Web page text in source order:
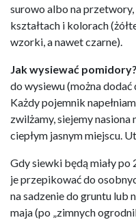
surowo albo na
kształtach i kolorach
wzorki, a nawet czarne).
Jak wysiewać pomidory?
do wysiewu (można
Każdy pojemnik
zwilżamy, siejemy nasiona
ciepłym jasnym miejscu.
Gdy siewki będą miały po
je przepikować do
na sadzenie do gruntu lub
maja (po „zimnych